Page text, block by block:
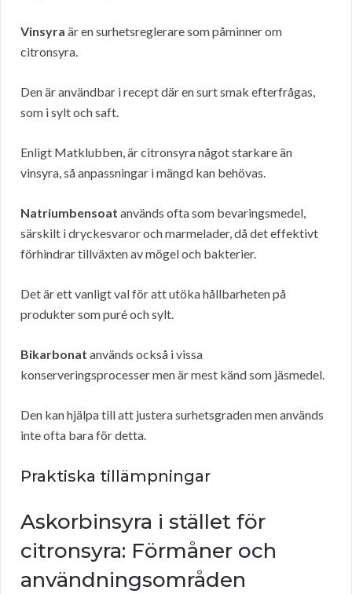
Vinsyra är en surhetsreglerare som påminner om
citronsyra.
Den är användbar i recept där en surt smak efterfrågas,
som i sylt och saft.
Enligt Matklubben, är citronsyra något starkare än
vinsyra, så anpassningar i mängd kan behövas.
Natriumbensoat används ofta som bevaringsmedel,
särskilt i dryckesvaror och marmelader, då det effektivt
förhindrar tillväxten av mögel och bakterier.
Det är ett vanligt val för att utöka hållbarheten på
produkter som puré och sylt.
Bikarbonat används också i vissa
konserveringsprocesser men är mest känd som jäsmedel.
Den kan hjälpa till att justera surhetsgraden men används
inte ofta bara för detta.
Praktiska tillämpningar
Askorbinsyra i stället för
citronsyra: Förmåner och
användningsområden